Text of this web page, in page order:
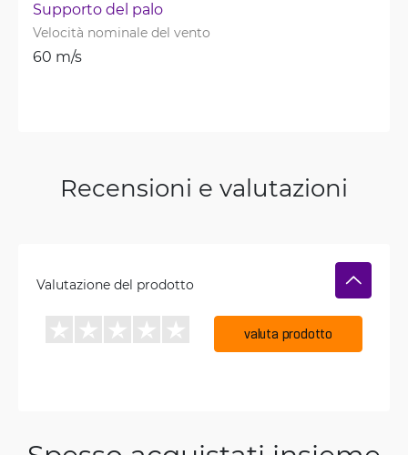
Supporto del palo
Velocità nominale del vento
60 m/s
Recensioni e valutazioni
Valutazione del prodotto
valuta prodotto